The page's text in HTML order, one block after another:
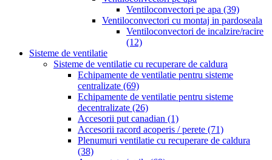
Ventiloconvectori pe apa (39)
Ventiloconvectori cu montaj in pardoseala
Ventiloconvectori de incalzire/racire
(12)
Sisteme de ventilatie
Sisteme de ventilatie cu recuperare de caldura
Echipamente de ventilatie pentru sisteme
centralizate (69)
Echipamente de ventilatie pentru sisteme
decentralizate (26)
Accesorii put canadian (1)
Accesorii racord acoperis / perete (71)
Plenumuri ventilatie cu recuperare de caldura
(38)